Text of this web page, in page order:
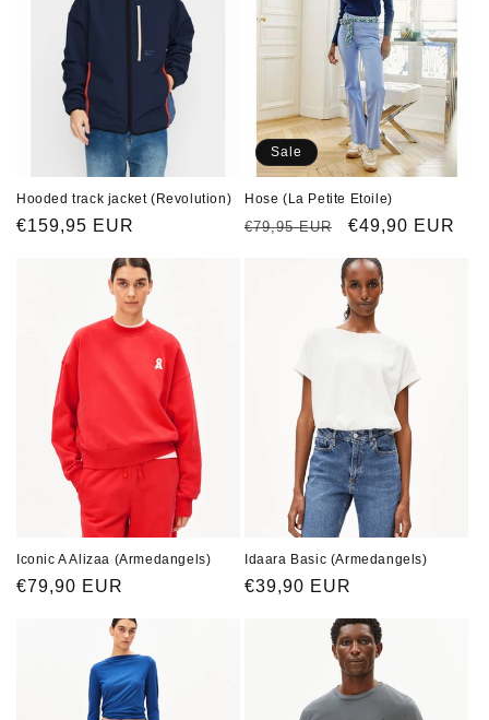
Hooded track jacket (Revolution)
Normaler
€159,95 EUR
Sale
Hose (La Petite Etoile)
Normaler
€79,95 EUR Verkaufspreis
€49,90 EUR
Iconic A Alizaa (Armedangels)
Normaler
€79,90 EUR
Idaara Basic (Armedangels)
Normaler
€39,90 EUR